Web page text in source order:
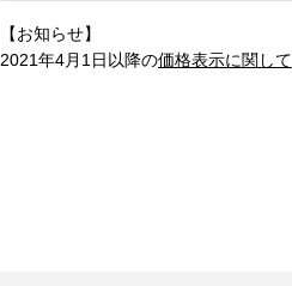
【お知らせ】
2021年4月1日以降の価格表示に関して